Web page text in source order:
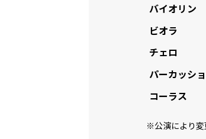
公共機関での
バイオリン
ビオラ
チェロ
パーカッシ
コーラス
※公演により変